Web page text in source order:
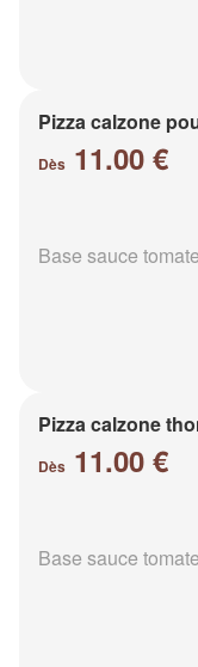
Pizza calzone
Dès 11.00 €
Base sauce
Pizza calzone
Dès 11.00 €
Base sauce